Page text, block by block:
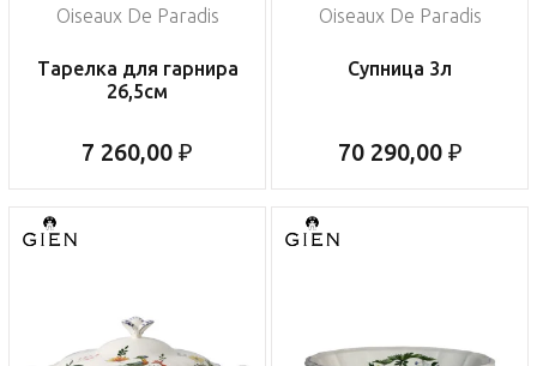
Oiseaux De Paradis
Тарелка для гарнира
26,5см
7 260,00 ₽
Oiseaux De Paradis
Супница 3л
70 290,00 ₽